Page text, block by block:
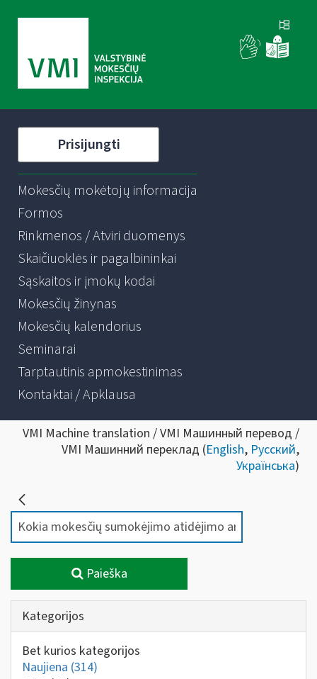
Prisijungti
Mokesčių mokėtojų informacija
Formos
Rinkmenos / Atviri duomenys
Skaičiuoklės ir pagalbininkai
Sąskaitos ir įmokų kodai
Mokesčių žinynas
Mokesčių kalendorius
Seminarai
Tarptautinis apmokestinimas
Kontaktai / Apklausa
VMI Machine translation / VMI Машинный перевод /
VMI Машинний переклад (English, Русский,
Українська)
Paieška
Kategorijos
Bet kurios kategorijos
Naujiena (314)